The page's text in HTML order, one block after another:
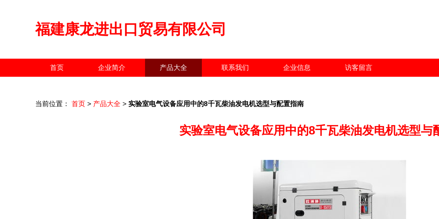
福建康龙进出口贸易有限公司
首页 企业简介 产品大全 联系我们 企业信息 访客留言
当前位置： 首页 > 产品大全 > 实验室电气设备应用中的8千瓦柴油发电机选型与配置指南
实验室电气设备应用中的8千瓦柴油发电机选型与